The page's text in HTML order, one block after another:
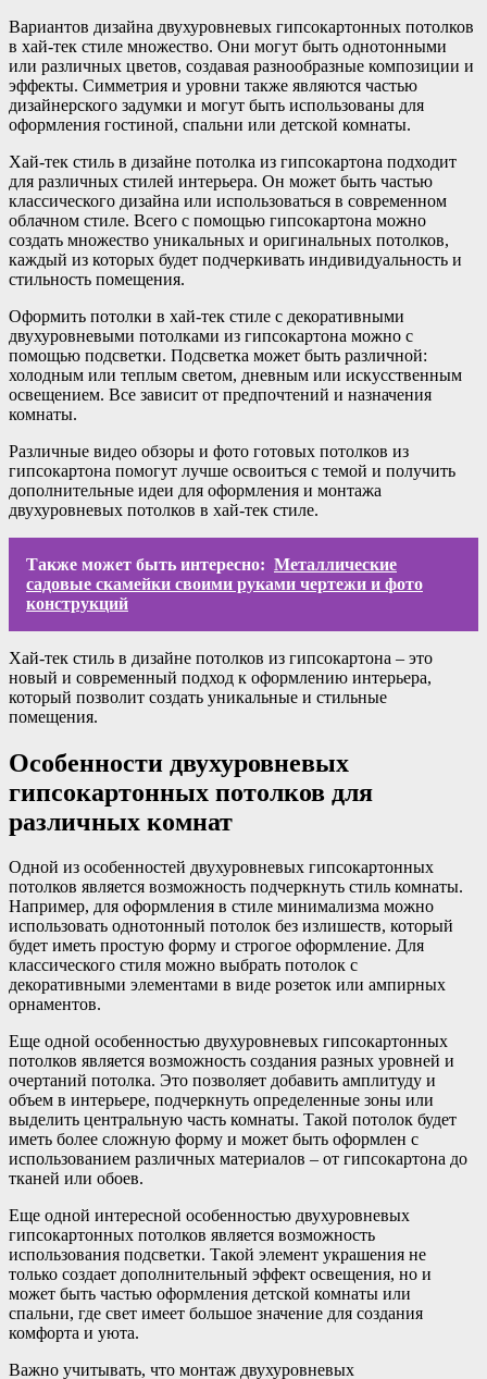
Вариантов дизайна двухуровневых гипсокартонных потолков
в хай-тек стиле множество. Они могут быть однотонными
или различных цветов, создавая разнообразные композиции и
эффекты. Симметрия и уровни также являются частью
дизайнерского задумки и могут быть использованы для
оформления гостиной, спальни или детской комнаты.
Хай-тек стиль в дизайне потолка из гипсокартона подходит
для различных стилей интерьера. Он может быть частью
классического дизайна или использоваться в современном
облачном стиле. Всего с помощью гипсокартона можно
создать множество уникальных и оригинальных потолков,
каждый из которых будет подчеркивать индивидуальность и
стильность помещения.
Оформить потолки в хай-тек стиле с декоративными
двухуровневыми потолками из гипсокартона можно с
помощью подсветки. Подсветка может быть различной:
холодным или теплым светом, дневным или искусственным
освещением. Все зависит от предпочтений и назначения
комнаты.
Различные видео обзоры и фото готовых потолков из
гипсокартона помогут лучше освоиться с темой и получить
дополнительные идеи для оформления и монтажа
двухуровневых потолков в хай-тек стиле.
Также может быть интересно: Металлические
садовые скамейки своими руками чертежи и фото
конструкций
Хай-тек стиль в дизайне потолков из гипсокартона – это
новый и современный подход к оформлению интерьера,
который позволит создать уникальные и стильные
помещения.
Особенности двухуровневых
гипсокартонных потолков для
различных комнат
Одной из особенностей двухуровневых гипсокартонных
потолков является возможность подчеркнуть стиль комнаты.
Например, для оформления в стиле минимализма можно
использовать однотонный потолок без излишеств, который
будет иметь простую форму и строгое оформление. Для
классического стиля можно выбрать потолок с
декоративными элементами в виде розеток или ампирных
орнаментов.
Еще одной особенностью двухуровневых гипсокартонных
потолков является возможность создания разных уровней и
очертаний потолка. Это позволяет добавить амплитуду и
объем в интерьере, подчеркнуть определенные зоны или
выделить центральную часть комнаты. Такой потолок будет
иметь более сложную форму и может быть оформлен с
использованием различных материалов – от гипсокартона до
тканей или обоев.
Еще одной интересной особенностью двухуровневых
гипсокартонных потолков является возможность
использования подсветки. Такой элемент украшения не
только создает дополнительный эффект освещения, но и
может быть частью оформления детской комнаты или
спальни, где свет имеет большое значение для создания
комфорта и уюта.
Важно учитывать, что монтаж двухуровневых